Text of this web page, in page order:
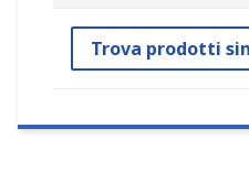
Trova prodotti